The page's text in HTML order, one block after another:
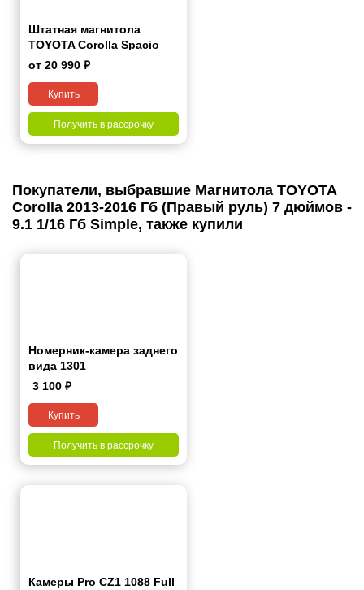
Штатная магнитола
TOYOTA Corolla Spacio
2001-2007 7"
от 20 990 ₽
Купить
Получить в рассрочку
Покупатели, выбравшие Магнитола TOYOTA
Corolla 2013-2016 Гб (Правый руль) 7 дюймов -
9.1 1/16 Гб Simple, также купили
Номерник-камера заднего
вида 1301
3 100 ₽
Купить
Получить в рассрочку
Камеры Pro CZ1 1088 Full